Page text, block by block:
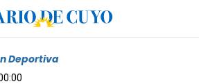
Deportiva